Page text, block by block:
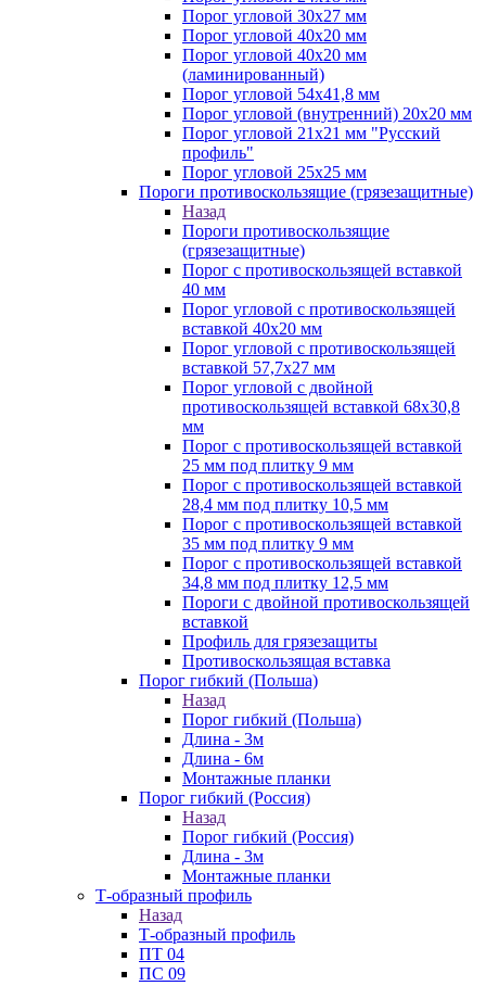
Порог угловой 30х27 мм
Порог угловой 40х20 мм
Порог угловой 40х20 мм
(ламинированный)
Порог угловой 54х41,8 мм
Порог угловой (внутренний) 20х20 мм
Порог угловой 21х21 мм "Русский
профиль"
Порог угловой 25х25 мм
Пороги противоскользящие (грязезащитные)
Назад
Пороги противоскользящие
(грязезащитные)
Порог с противоскользящей вставкой
40 мм
Порог угловой с противоскользящей
вставкой 40х20 мм
Порог угловой с противоскользящей
вставкой 57,7х27 мм
Порог угловой с двойной
противоскользящей вставкой 68х30,8
мм
Порог с противоскользящей вставкой
25 мм под плитку 9 мм
Порог с противоскользящей вставкой
28,4 мм под плитку 10,5 мм
Порог с противоскользящей вставкой
35 мм под плитку 9 мм
Порог с противоскользящей вставкой
34,8 мм под плитку 12,5 мм
Пороги с двойной противоскользящей
вставкой
Профиль для грязезащиты
Противоскользящая вставка
Порог гибкий (Польша)
Назад
Порог гибкий (Польша)
Длина - 3м
Длина - 6м
Монтажные планки
Порог гибкий (Россия)
Назад
Порог гибкий (Россия)
Длина - 3м
Монтажные планки
Т-образный профиль
Назад
Т-образный профиль
ПТ 04
ПС 09